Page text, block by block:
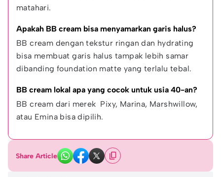
matahari.
Apakah BB cream bisa menyamarkan garis halus?
BB cream dengan tekstur ringan dan hydrating
bisa membuat garis halus tampak lebih samar
dibanding foundation matte yang terlalu tebal.
BB cream lokal apa yang cocok untuk usia 40-an?
BB cream dari merek  Pixy, Marina, Marshwillow,
atau Emina bisa dipilih.
Share Article